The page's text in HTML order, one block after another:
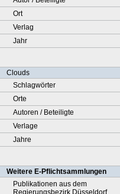
Ort
Verlag
Jahr
Clouds
Schlagwörter
Orte
Autoren / Beteiligte
Verlage
Jahre
Weitere E-Pflichtsammlungen
Publikationen aus dem
Regierungsbezirk Düsseldorf